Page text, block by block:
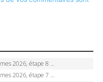
à Nice, reprend le jaune, Niewiadoma à 8 secondes
le Ventoux, maillot jaune, Reusser et Vollering piégées